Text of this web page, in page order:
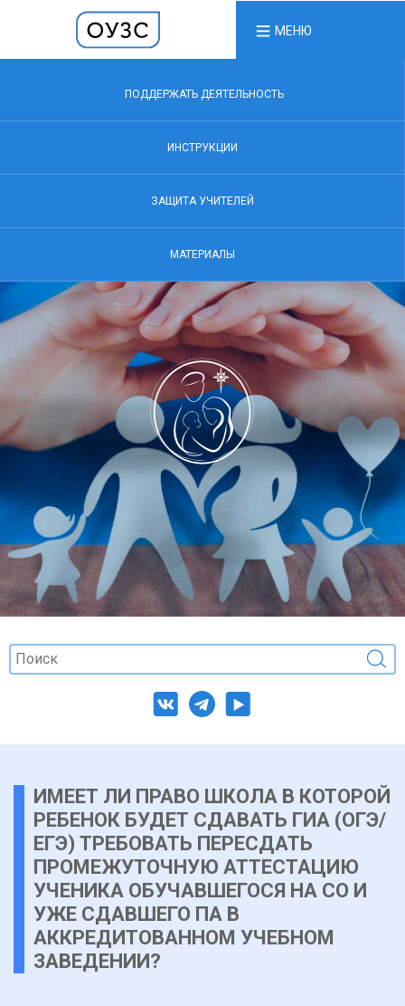
МЕНЮ
ПОДДЕРЖАТЬ ДЕЯТЕЛЬНОСТЬ
ИНСТРУКЦИИ
ЗАЩИТА УЧИТЕЛЕЙ
МАТЕРИАЛЫ
ИМЕЕТ ЛИ ПРАВО ШКОЛА В КОТОРОЙ
РЕБЕНОК БУДЕТ СДАВАТЬ ГИА (ОГЭ/
ЕГЭ) ТРЕБОВАТЬ ПЕРЕСДАТЬ
ПРОМЕЖУТОЧНУЮ АТТЕСТАЦИЮ
УЧЕНИКА ОБУЧАВШЕГОСЯ НА СО И
УЖЕ СДАВШЕГО ПА В
АККРЕДИТОВАННОМ УЧЕБНОМ
ЗАВЕДЕНИИ?